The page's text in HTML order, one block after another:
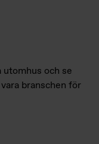
utomhus och se
branschen för